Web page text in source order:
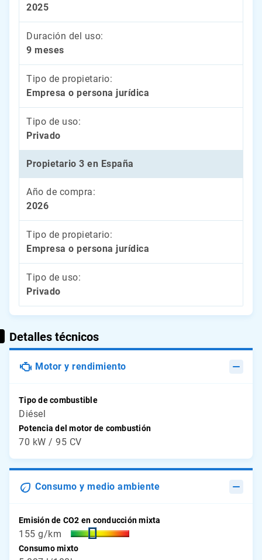
2025
Duración del uso:
9 meses
Tipo de propietario:
Empresa o persona jurídica
Tipo de uso:
Privado
Propietario 3 en España
Año de compra:
2026
Tipo de propietario:
Empresa o persona jurídica
Tipo de uso:
Privado
Detalles técnicos
Motor y rendimiento
Tipo de combustible
Diésel
Potencia del motor de combustión
70 kW / 95 CV
Consumo y medio ambiente
Emisión de CO2 en conducción mixta
155 g/km
Consumo mixto